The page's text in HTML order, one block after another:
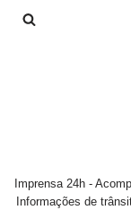
Imprensa 24h -
Informações de